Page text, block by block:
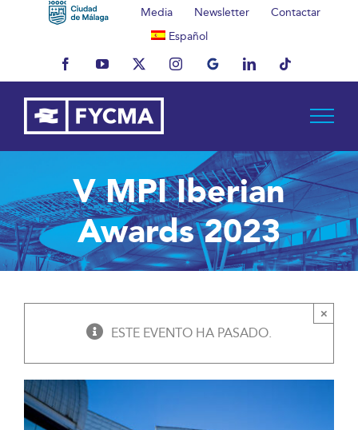
Media Newsletter
Contactar
Español
FacebookYouTubeX InstagramMyBusinessLinkedInTiktok
V MPI Iberian
Awards 2023
ESTE EVENTO HA PASADO.
×